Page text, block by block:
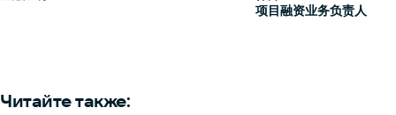
项目融资业务负责人
Читайте также: